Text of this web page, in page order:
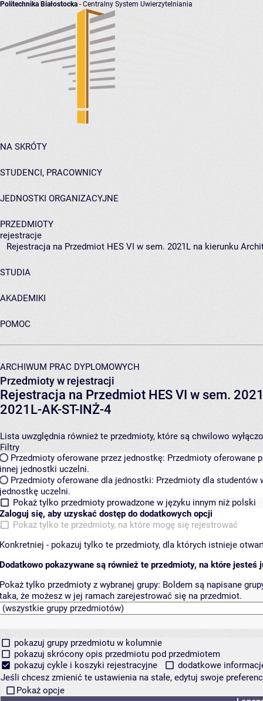
Politechnika Białostocka - Centralny System Uwierzytelniania
NA SKRÓTY
STUDENCI, PRACOWNICY
JEDNOSTKI ORGANIZACYJNE
PRZEDMIOTY
rejestracje
Rejestracja na Przedmiot HES VI w sem. 2021L na kierunku
STUDIA
AKADEMIKI
POMOC
ARCHIWUM PRAC DYPLOMOWYCH
Przedmioty w rejestracji
Rejestracja na Przedmiot HES VI w sem.
2021L-AK-ST-INŻ-4
Lista uwzględnia również te przedmioty, które są chwilowo
Filtry
Przedmioty oferowane przez jednostkę: Przedmioty oferowane
innej jednostki uczelni.
Przedmioty oferowane dla jednostki: Przedmioty dla studentów
jednostkę uczelni.
Pokaż tylko przedmioty prowadzone w języku innym niż polski
Zaloguj się, aby uzyskać dostęp do dodatkowych opcji
Pokaż tylko te przedmioty, na które mogę się rejestrować
Konkretniej - pokazuj tylko te przedmioty, dla których istnieje
Dodatkowo pokazywane są również te przedmioty, na które jesteś
Pokaż tylko przedmioty z wybranej grupy: Boldem są napisane
taka, że możesz w jej ramach zarejestrować się na przedmiot.
pokazuj grupy przedmiotu w kolumnie
pokazuj skrócony opis przedmiotu pod przedmiotem
pokazuj cykle i koszyki rejestracyjne
dodatkowe
Jeśli chcesz zmienić te ustawienia na stałe, edytuj swoje
Pokaż opcje